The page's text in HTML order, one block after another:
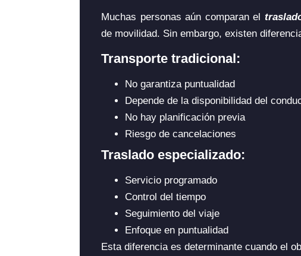
Muchas personas aún comparan el
de movilidad. Sin embargo, existen
Transporte tradicional:
No garantiza puntualidad
Depende de la disponibilidad del
No hay planificación previa
Riesgo de cancelaciones
Traslado especializado:
Servicio programado
Control del tiempo
Seguimiento del viaje
Enfoque en puntualidad
Esta diferencia es determinante cuando el